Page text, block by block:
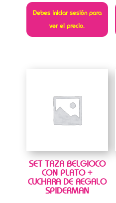
Debes iniciar sesión para
ver el precio.
SET TAZA BELGIOCO
CON PLATO +
CUCHARA DE REGALO
SPIDERMAN